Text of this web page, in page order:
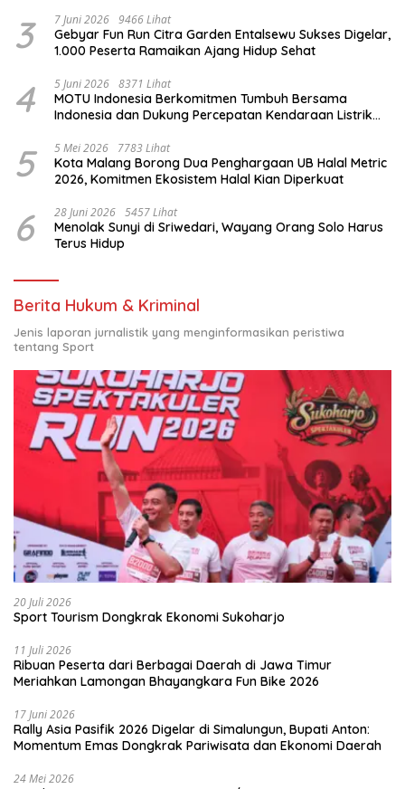
3 7 Juni 2026 9466 Lihat
Gebyar Fun Run Citra Garden Entalsewu Sukses Digelar,
1.000 Peserta Ramaikan Ajang Hidup Sehat
4 5 Juni 2026 8371 Lihat
MOTU Indonesia Berkomitmen Tumbuh Bersama
Indonesia dan Dukung Percepatan Kendaraan Listrik
5 5 Mei 2026 7783 Lihat
Kota Malang Borong Dua Penghargaan UB Halal Metric
2026, Komitmen Ekosistem Halal Kian Diperkuat
6 28 Juni 2026 5457 Lihat
Menolak Sunyi di Sriwedari, Wayang Orang Solo Harus
Terus Hidup
Berita Hukum & Kriminal
Jenis laporan jurnalistik yang menginformasikan peristiwa
tentang Sport
20 Juli 2026
Sport Tourism Dongkrak Ekonomi Sukoharjo
11 Juli 2026
Ribuan Peserta dari Berbagai Daerah di Jawa Timur
Meriahkan Lamongan Bhayangkara Fun Bike 2026
17 Juni 2026
Rally Asia Pasifik 2026 Digelar di Simalungun, Bupati Anton:
Momentum Emas Dongkrak Pariwisata dan Ekonomi Daerah
24 Mei 2026